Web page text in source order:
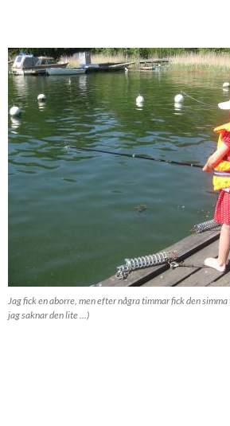
Jag fick en aborre, men efter några timmar fick den
jag saknar den lite ...)